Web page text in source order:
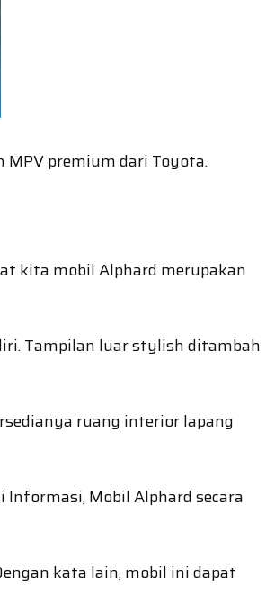
MPV premium dari Toyota.
kita mobil Alphard merupakan
Tampilan luar stylish ditambah
ruang interior lapang
Mobil Alphard secara
kata lain, mobil ini dapat